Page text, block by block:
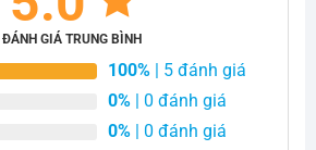
ĐÁNH GIÁ TRUNG BÌNH
100% | 5 đánh giá
0% | 0 đánh giá
0% | 0 đánh giá